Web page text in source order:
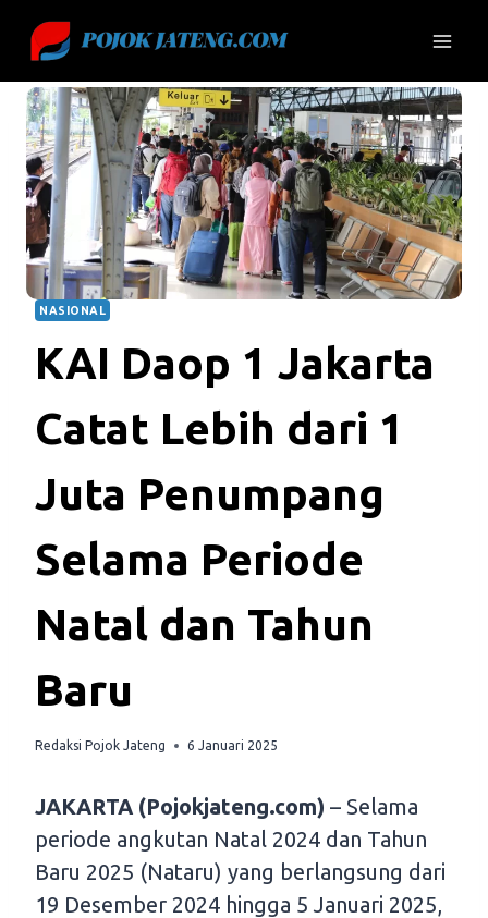
content
NASIONAL
KAI Daop 1 Jakarta
Catat Lebih dari 1
Juta Penumpang
Selama Periode
Natal dan Tahun
Baru
Redaksi Pojok Jateng 6 Januari 2025
JAKARTA (Pojokjateng.com) – Selama
periode angkutan Natal 2024 dan Tahun
Baru 2025 (Nataru) yang berlangsung dari
19 Desember 2024 hingga 5 Januari 2025,